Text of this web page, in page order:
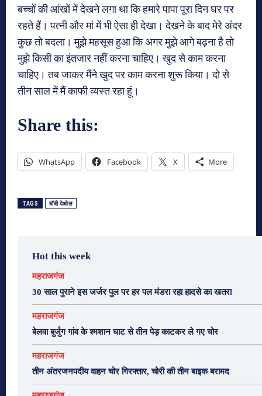
बच्चों की आंखों में देखने लगा था कि हमारे पापा पूरा दिन घर पर
रहते हैं। पत्नी और मां में भी ऐसा ही देखा। देखने के बाद मेरे अंदर
कुछ तो बदला। मुझे महसूस हुआ कि अगर मुझे आगे बढ़ना है तो
मुझे किसी का इंतजार नहीं करना चाहिए। खुद से काम करना
चाहिए। तब जाकर मैंने खुद पर काम करना शुरू किया। दो से
तीन साल में मैं काफी व्यस्त रहा हूं।
Share this:
WhatsApp Facebook X More
TAGS बॉबी देओल
Hot this week
महराजगंज
30 साल पुराने इस जर्जर पुल पर हर पल मंडरा रहा हादसे का खतरा
महराजगंज
बेलवा बुर्जुग गांव के श्मशान घाट से तीन पेड़ काटकर ले गए चोर
महराजगंज
तीन अंतरजनपदीय वाहन चोर गिरफ्तार, चोरी की तीन बाइक बरामद